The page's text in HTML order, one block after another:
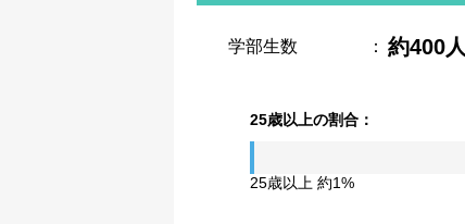
学部生数 ： 約400人
25歳以上の割合：
25歳以上 約1%